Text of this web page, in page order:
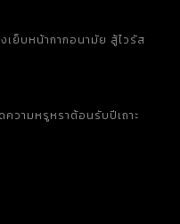
งเย็บหน้ากากอนามัย สู้ไวรัส
ความหรูหราต้อนรับปีเถาะ